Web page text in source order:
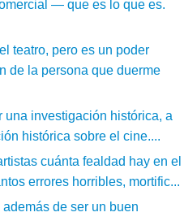
— que es lo que es.
teatro, pero es un poder
de la persona que duerme
una investigación histórica, a
histórica sobre el cine....
cuánta fealdad hay en el
errores horribles, mortific...
de ser un buen